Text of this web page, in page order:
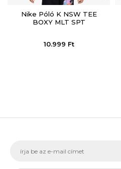
Nike Póló K NSW TEE
BOXY MLT SPT
10.999 Ft